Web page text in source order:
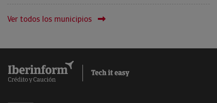
Ver todos los municipios